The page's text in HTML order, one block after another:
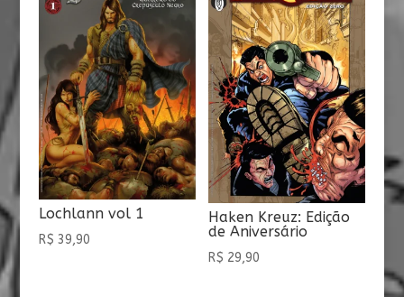
Lochlann vol 1
R$ 39,90
Haken Kreuz: Edição
de Aniversário
R$ 29,90